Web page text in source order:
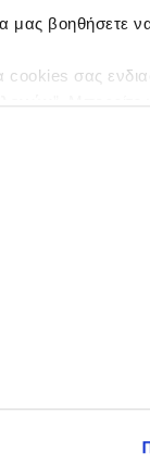
μας βοηθήσετε
cookies σας
(i = 1, 2, 3…)